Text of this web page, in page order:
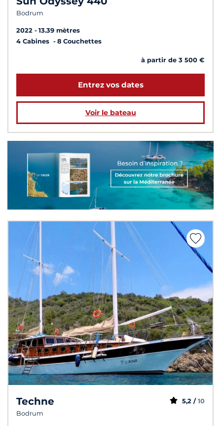
Bodrum
2022
13.39 mètres
4 Cabines
8 Couchettes
à partir de 3 500 €
Entrez vos dates
Voir le bateau
Techne
Bodrum
5,2 / 10